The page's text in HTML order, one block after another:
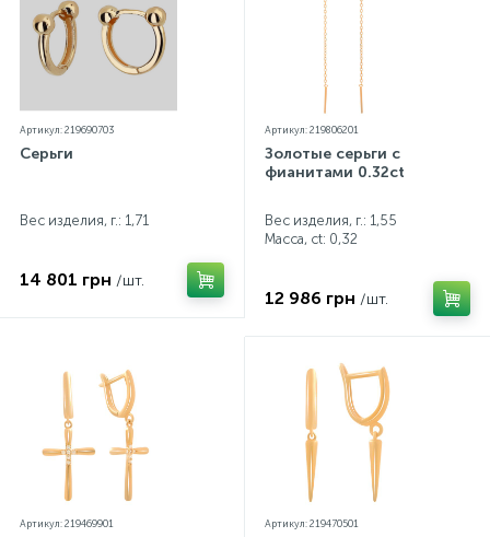
Артикул: 219690703
Серьги
Вес изделия, г.: 1,71
14 801 грн /шт.
Артикул: 219806201
Золотые серьги с
фианитами 0.32ct
Вес изделия, г.: 1,55
Масса, ct: 0,32
12 986 грн /шт.
Артикул: 219469901 Артикул: 219470501